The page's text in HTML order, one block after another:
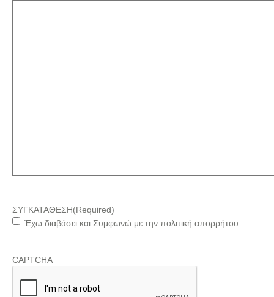
ΣΥΓΚΑΤΑΘΕΣΗ(Required)
Έχω διαβάσει και Συμφωνώ με την πολιτική απορρήτου.
CAPTCHA